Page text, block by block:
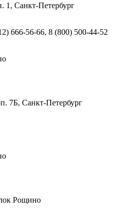
1, Санкт-Петербург
666-56-66, 8 (800) 500-44-52
7Б, Санкт-Петербург
Рощино